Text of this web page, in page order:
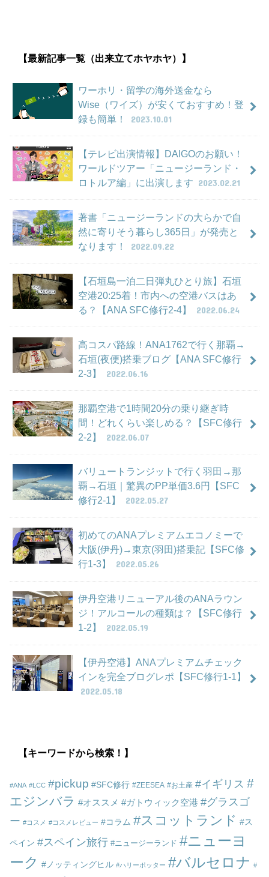
【最新記事一覧（出来立てホヤホヤ）】
ワーホリ・留学の海外送金なら
Wise（ワイズ）が安くておすすめ！登
録も簡単！
2023.10.01
【テレビ出演情報】DAIGOのお願い！
ワールドツアー「ニュージーランド・
ロトルア編」に出演します 2023.02.21
著書「ニュージーランドの大らかで自
然に寄りそう暮らし365日」が発売と
なります！
2022.09.22
【石垣島一泊二日弾丸ひとり旅】石垣
空港20:25着！市内への空港バスはあ
る？【ANA SFC修行2-4】
2022.06.24
高コスパ路線！ANA1762で行く那覇→
石垣(夜便)搭乗ブログ【ANA SFC修行
2-3】
2022.06.16
那覇空港で1時間20分の乗り継ぎ時
間！どれくらい楽しめる？【SFC修行
2-2】
2022.06.07
バリュートランジットで行く羽田→那
覇→石垣｜驚異のPP単価3.6円【SFC
修行2-1】
2022.05.27
初めてのANAプレミアムエコノミーで
大阪(伊丹)→東京(羽田)搭乗記【SFC修
行1-3】
2022.05.26
伊丹空港リニューアル後のANAラウン
ジ！アルコールの種類は？【SFC修行
1-2】
2022.05.19
【伊丹空港】ANAプレミアムチェック
インを完全ブログレポ【SFC修行1-1】
2022.05.18
【キーワードから検索！】
ANA LCC pickup SFC修行 ZEESEA お土産 イギリス
エジンバラ オススメ ガトウィック空港
グラスゴ
ー
コスメ コスメレビュー コラム スコットランド ス
ペイン スペイン旅行 ニュージーランド
ニューヨ
ーク
ノッティングヒル ハリーポッター バルセロナ